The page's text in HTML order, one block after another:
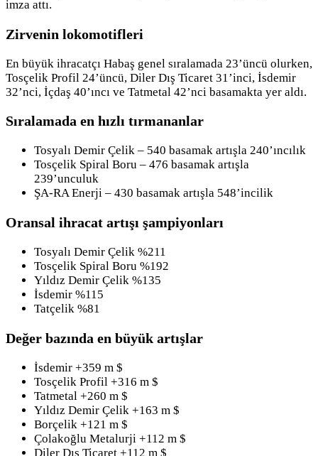
imza attı.
Zirvenin lokomotifleri
En büyük ihracatçı Habaş genel sıralamada 23’üncü olurken,
Tosçelik Profil 24’üncü, Diler Dış Ticaret 31’inci, İsdemir
32’nci, İçdaş 40’ıncı ve Tatmetal 42’nci basamakta yer aldı.
Sıralamada en hızlı tırmananlar
Tosyalı Demir Çelik – 540 basamak artışla 240’ıncılık
Tosçelik Spiral Boru – 476 basamak artışla
239’unculuk
ŞA-RA Enerji – 430 basamak artışla 548’incilik
Oransal ihracat artışı şampiyonları
Tosyalı Demir Çelik %211
Tosçelik Spiral Boru %192
Yıldız Demir Çelik %135
İsdemir %115
Tatçelik %81
Değer bazında en büyük artışlar
İsdemir +359 m $
Tosçelik Profil +316 m $
Tatmetal +260 m $
Yıldız Demir Çelik +163 m $
Borçelik +121 m $
Çolakoğlu Metalurji +112 m $
Diler Dış Ticaret +112 m $